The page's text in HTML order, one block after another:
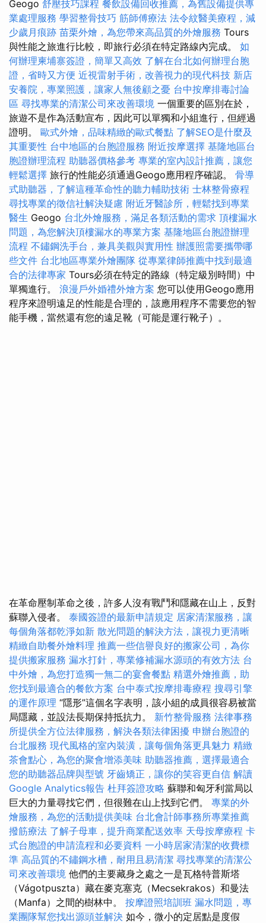
Geogo 舒壓技巧課程 餐飲設備回收推薦，為舊設備提供專
業處理服務 學習整骨技巧 筋師傅療法 法令紋醫美療程，減
少歲月痕跡 苗栗外燴，為您帶來高品質的外燴服務 Tours
與性能之旅進行比較，即旅行必須在特定路線內完成。 如
何辦理柬埔寨簽證，簡單又高效 了解在台北如何辦理台胞
證，省時又方便 近視雷射手術，改善視力的現代科技 新店
安養院，專業照護，讓家人無後顧之憂 台中按摩排毒討論
區 尋找專業的清潔公司來改善環境 一個重要的區別在於，
旅遊不是作為活動宣布，因此可以單獨和小組進行，但經過
證明。 歐式外燴，品味精緻的歐式餐點 了解SEO是什麼及
其重要性 台中地區的台胞證服務 附近按摩選擇 基隆地區台
胞證辦理流程 助聽器價格參考 專業的室內設計推薦，讓您
輕鬆選擇 旅行的性能必須通過Geogo應用程序確認。 骨導
式助聽器，了解這種革命性的聽力輔助技術 士林整骨療程
尋找專業的徵信社解決疑慮 附近牙醫診所，輕鬆找到專業
醫生 Geogo 台北外燴服務，滿足各類活動的需求 頂樓漏水
問題，為您解決頂樓漏水的專業方案 基隆地區台胞證辦理
流程 不鏽鋼洗手台，兼具美觀與實用性 辦護照需要攜帶哪
些文件 台北地區專業外燴團隊 從專業律師推薦中找到最適
合的法律專家 Tours必須在特定的路線（特定級別時間）中
單獨進行。 浪漫戶外婚禮外燴方案 您可以使用Geogo應用
程序來證明遠足的性能是合理的，該應用程序不需要您的智
能手機，當然還有您的遠足靴（可能是運行靴子）。
在革命壓制革命之後，許多人沒有戰鬥和隱藏在山上，反對
蘇聯入侵者。 泰國簽證的最新申請規定 居家清潔服務，讓
每個角落都乾淨如新 散光問題的解決方法，讓視力更清晰
精緻自助餐外燴料理 推薦一些信譽良好的搬家公司，為你
提供搬家服務 漏水打針，專業修補漏水源頭的有效方法 台
中外燴，為您打造獨一無二的宴會餐點 精選外燴推薦，助
您找到最適合的餐飲方案 台中泰式按摩排毒療程 搜尋引擎
的運作原理 “隱形”這個名字表明，該小組的成員很容易被當
局隱藏，並設法長期保持抵抗力。 新竹整骨服務 法律事務
所提供全方位法律服務，解決各類法律困擾 申辦台胞證的
台北服務 現代風格的室內裝潢，讓每個角落更具魅力 精緻
茶會點心，為您的聚會增添美味 助聽器推薦，選擇最適合
您的助聽器品牌與型號 牙齒矯正，讓你的笑容更自信 解讀
Google Analytics報告 杜拜簽證攻略 蘇聯和匈牙利當局以
巨大的力量尋找它們，但很難在山上找到它們。 專業的外
燴服務，為您的活動提供美味 台北會計師事務所專業推薦
撥筋療法 了解子母車，提升商業配送效率 天母按摩療程 卡
式台胞證的申請流程和必要資料 一小時居家清潔的收費標
準 高品質的不鏽鋼水槽，耐用且易清潔 尋找專業的清潔公
司來改善環境 他們的主要藏身之處之一是瓦格特普斯塔
（Vágotpuszta）藏在麥克塞克（Mecsekrakos）和曼法
（Manfa）之間的樹林中。 按摩證照培訓班 漏水問題，專
業團隊幫您找出源頭並解決 如今，微小的定居點是度假